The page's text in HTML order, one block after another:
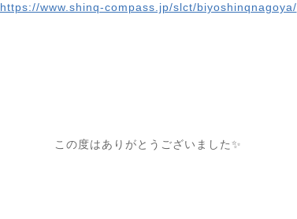
https://www.shinq-compass.jp/slct/biyoshinqnagoya/
この度はありがとうございました✨